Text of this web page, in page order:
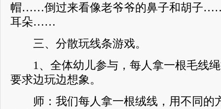
帽……倒过来看像老爷爷的鼻子和胡子
耳朵……
三、分散玩线条游戏。
1、全体幼儿参与，每人拿一根毛线绳
要求边玩边想象。
师：我们每人拿一根绒线，用不同的